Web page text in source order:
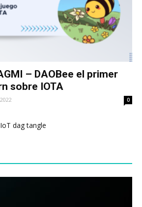
– DAOBee el primer
sobre IOTA
0